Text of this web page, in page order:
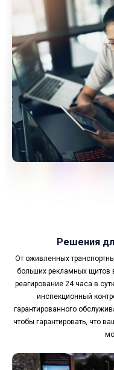
Решения
От оживленных
больших рекламных щитов
реагирование 24 часа в
инспекционный
гарантированного
чтобы гарантировать, что